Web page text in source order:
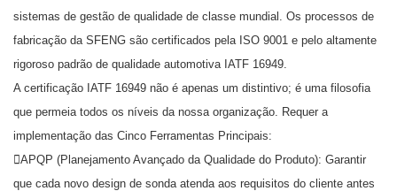
sistemas de gestão de qualidade de classe mundial. Os processos de
fabricação da SFENG são certificados pela ISO 9001 e pelo altamente
rigoroso padrão de qualidade automotiva IATF 16949.
A certificação IATF 16949 não é apenas um distintivo; é uma filosofia
que permeia todos os níveis da nossa organização. Requer a
implementação das Cinco Ferramentas Principais:
APQP (Planejamento Avançado da Qualidade do Produto): Garantir
que cada novo design de sonda atenda aos requisitos do cliente antes